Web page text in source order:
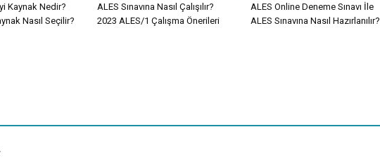
Kaynak Nedir?
Nasıl Seçilir?
ALES Sınavına Nasıl Çalışılır?
2023 ALES/1 Çalışma Önerileri
ALES Online Deneme Sınavı İle
ALES Sınavına Nasıl Hazırlanılır?